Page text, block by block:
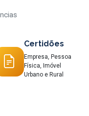
Certidões
Empresa, Pessoa
Física, Imóvel
Urbano e Rural